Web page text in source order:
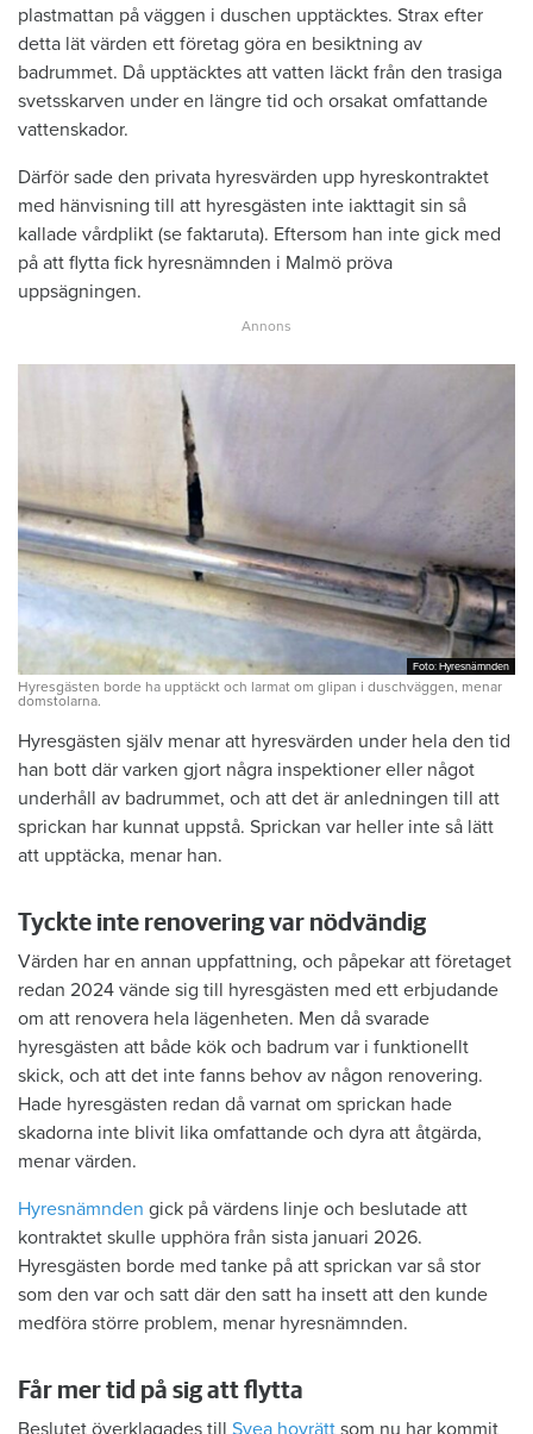
plastmattan på väggen i duschen upptäcktes. Strax efter
detta lät värden ett företag göra en besiktning av
badrummet. Då upptäcktes att vatten läckt från den trasiga
svetsskarven under en längre tid och orsakat omfattande
vattenskador.
Därför sade den privata hyresvärden upp hyreskontraktet
med hänvisning till att hyresgästen inte iakttagit sin så
kallade vårdplikt (se faktaruta). Eftersom han inte gick med
på att flytta fick hyresnämnden i Malmö pröva
uppsägningen.
Foto: Hyresnämnden
Foto: Hyresnämnden
Hyresgästen borde ha upptäckt och larmat om glipan i duschväggen, menar
domstolarna.
Hyresgästen själv menar att hyresvärden under hela den tid
han bott där varken gjort några inspektioner eller något
underhåll av badrummet, och att det är anledningen till att
sprickan har kunnat uppstå. Sprickan var heller inte så lätt
att upptäcka, menar han.
Tyckte inte renovering var nödvändig
Värden har en annan uppfattning, och påpekar att företaget
redan 2024 vände sig till hyresgästen med ett erbjudande
om att renovera hela lägenheten. Men då svarade
hyresgästen att både kök och badrum var i funktionellt
skick, och att det inte fanns behov av någon renovering.
Hade hyresgästen redan då varnat om sprickan hade
skadorna inte blivit lika omfattande och dyra att åtgärda,
menar värden.
Hyresnämnden gick på värdens linje och beslutade att
kontraktet skulle upphöra från sista januari 2026.
Hyresgästen borde med tanke på att sprickan var så stor
som den var och satt där den satt ha insett att den kunde
medföra större problem, menar hyresnämnden.
Får mer tid på sig att flytta